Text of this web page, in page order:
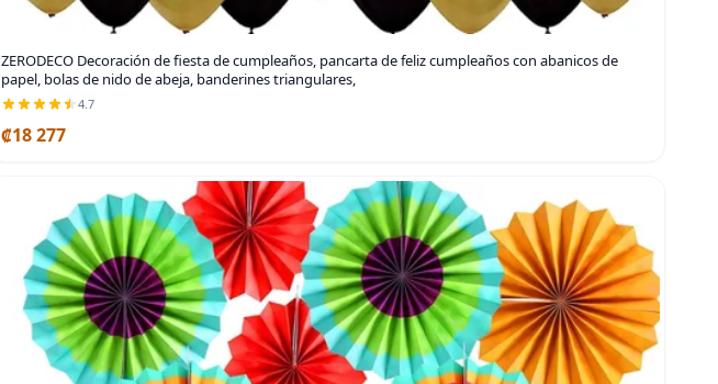
ZERODECO Decoración de fiesta de cumpleaños, pancarta de feliz cumpleaños con abanicos de
papel, bolas de nido de abeja, banderines triangulares,
4.7
₡18 277